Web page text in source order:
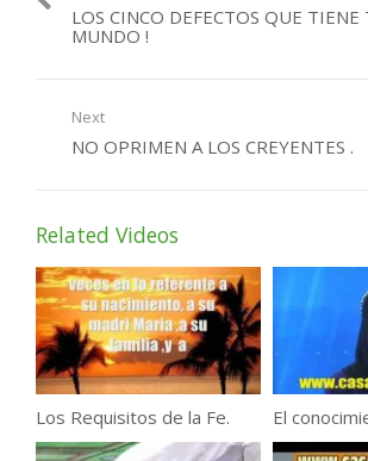
LOS CINCO DEFECTOS QUE
MUNDO !
Next
NO OPRIMEN A LOS CREYENTES .
Related Videos
Los Requisitos de la Fe.